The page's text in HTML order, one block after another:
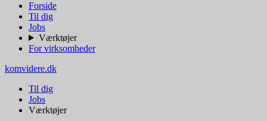
Forside
Til dig
Jobs
Værktøjer
For virksomheder
komvidere.dk
Til dig
Jobs
Værktøjer